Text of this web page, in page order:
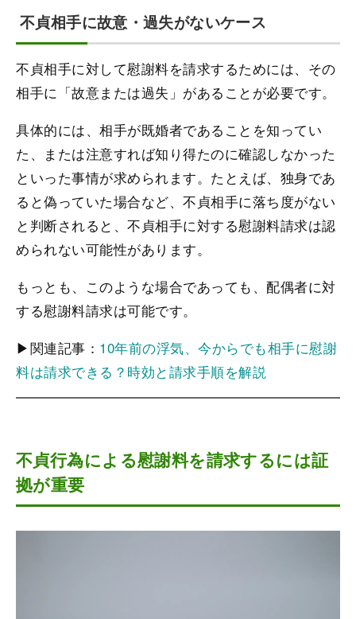
不貞相手に故意・過失がないケース
不貞相手に対して慰謝料を請求するためには、その
相手に「故意または過失」があることが必要です。
具体的には、相手が既婚者であることを知ってい
た、または注意すれば知り得たのに確認しなかった
といった事情が求められます。たとえば、独身であ
ると偽っていた場合など、不貞相手に落ち度がない
と判断されると、不貞相手に対する慰謝料請求は認
められない可能性があります。
もっとも、このような場合であっても、配偶者に対
する慰謝料請求は可能です。
▶関連記事： 10年前の浮気、今からでも相手に慰謝
料は請求できる？時効と請求手順を解説
不貞行為による慰謝料を請求するには証
拠が重要